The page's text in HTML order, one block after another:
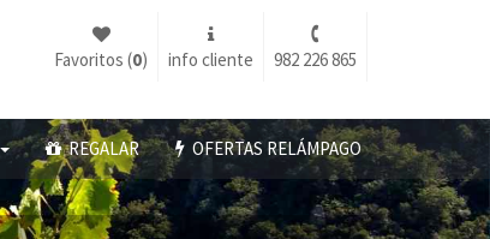
982 226 865
info cliente
Favoritos (0)
REGALAR OFERTAS RELÁMPAGO